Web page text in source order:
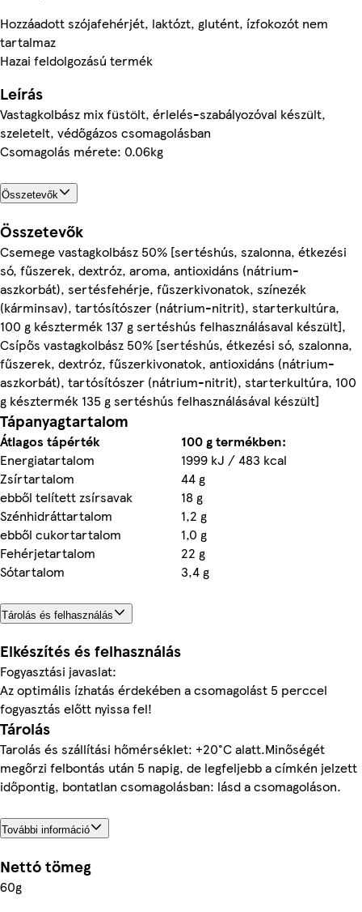
Hozzáadott szójafehérjét, laktózt, glutént, ízfokozót nem
tartalmaz
Hazai feldolgozású termék
Leírás
Vastagkolbász mix füstölt, érlelés-szabályozóval készült,
szeletelt, védőgázos csomagolásban
Csomagolás mérete: 0.06kg
Összetevők
Összetevők
Csemege vastagkolbász 50% [sertéshús, szalonna, étkezési
só, fűszerek, dextróz, aroma, antioxidáns (nátrium-
aszkorbát), sertésfehérje, fűszerkivonatok, színezék
(kárminsav), tartósítószer (nátrium-nitrit), starterkultúra,
100 g késztermék 137 g sertéshús felhasználásaval készült],
Csípős vastagkolbász 50% [sertéshús, étkezési só, szalonna,
fűszerek, dextróz, fűszerkivonatok, antioxidáns (nátrium-
aszkorbát), tartósítószer (nátrium-nitrit), starterkultúra, 100
g késztermék 135 g sertéshús felhasználásával készült]
Tápanyagtartalom
Átlagos tápérték
100 g termékben:
Energiatartalom
1999 kJ / 483 kcal
Zsírtartalom
44 g
ebből telített zsírsavak
18 g
Szénhidráttartalom
1,2 g
ebből cukortartalom
1,0 g
Fehérjetartalom
22 g
Sótartalom
3,4 g
Tárolás és felhasználás
Elkészítés és felhasználás
Fogyasztási javaslat:
Az optimális ízhatás érdekében a csomagolást 5 perccel
fogyasztás előtt nyissa fel!
Tárolás
Tarolás és szállítási hőmérséklet: +20°C alatt.Minőségét
megőrzi felbontás után 5 napig, de legfeljebb a címkén jelzett
időpontig, bontatlan csomagolásban: lásd a csomagoláson.
További információ
Nettó tömeg
60g